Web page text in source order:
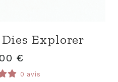
Dies Explorer
€
0 avis